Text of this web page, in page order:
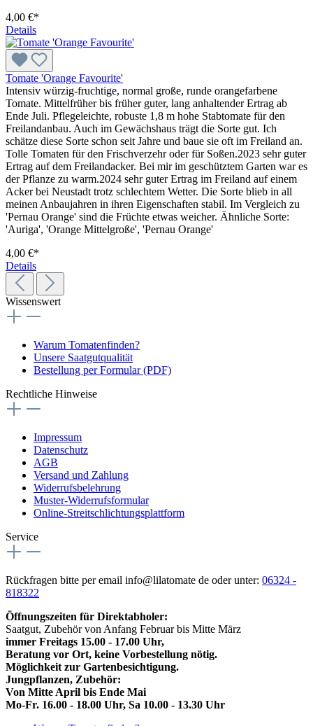
4,00 €*
Details
Tomate 'Orange Favourite'
Intensiv würzig-fruchtige, normal große, runde orangefarbene
Tomate. Mittelfrüher bis früher guter, lang anhaltender Ertrag ab
Ende Juli. Pflegeleichte, robuste 1,8 m hohe Stabtomate für den
Freilandanbau. Auch im Gewächshaus trägt die Sorte gut. Ich
schätze diese Sorte schon seit Jahre und baue sie oft im Freiland an.
Tolle Tomaten für den Frischverzehr oder für Soßen.2023 sehr guter
Ertrag auf dem Freilandacker. Bei mir im geschütztem Garten war es
der Pflanze zu warm.2024 sehr guter Ertrag im Freiland auf einem
Acker bei Neustadt trotz schlechtem Wetter. Die Sorte blieb in all
meinen Anbaujahren in ihren Eigenschaften stabil. Im Vergleich zu
'Pernau Orange' sind die Früchte etwas weicher. Ähnliche Sorte:
'Auriga', 'Orange Mittelgroße', 'Pernau Orange'
4,00 €*
Details
Wissenswert
Warum Tomatenfinden?
Unsere Saatgutqualität
Bestellung per Formular (PDF)
Rechtliche Hinweise
Impressum
Datenschutz
AGB
Versand und Zahlung
Widerrufsbelehrung
Muster-Widerrufsformular
Online-Streitschlichtungsplattform
Service
Rückfragen bitte per email info@lilatomate de oder unter: 06324 -
818322
Öffnungszeiten für Direktabholer:
Saatgut, Zubehör von Anfang Februar bis Mitte März
immer Freitags 15.00 - 17.00 Uhr,
Beratung vor Ort, keine Vorbestellung nötig.
Möglichkeit zur Gartenbesichtigung.
Jungpflanzen, Zubehör:
Von Mitte April bis Ende Mai
Mo-Fr. 16.00 - 18.00 Uhr, Sa 10.00 - 13.30 Uhr